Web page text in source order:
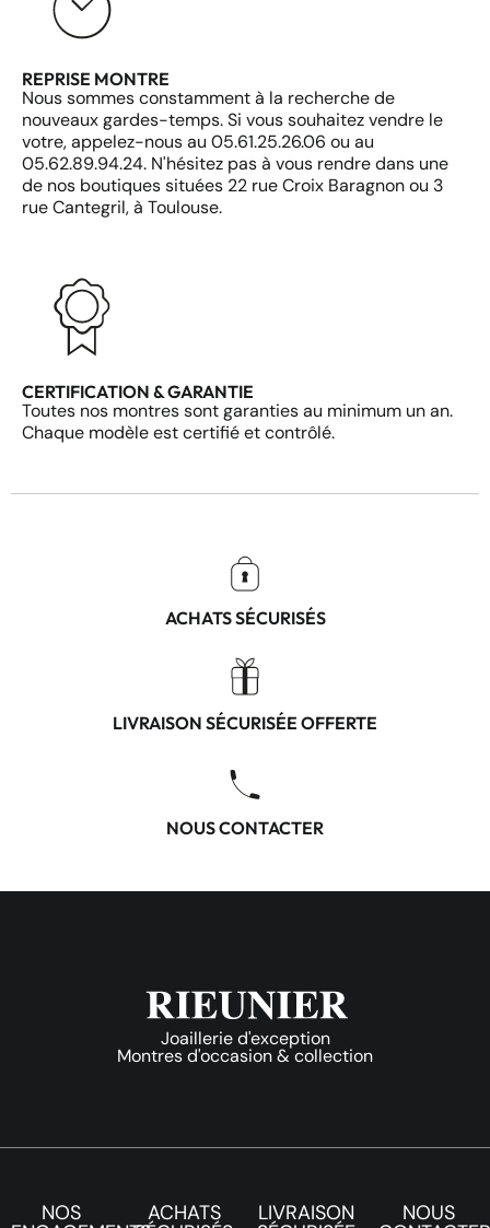
REPRISE MONTRE
Nous sommes constamment à la recherche de
nouveaux gardes-temps. Si vous souhaitez vendre le
votre, appelez-nous au 05.61.25.26.06 ou au
05.62.89.94.24. N'hésitez pas à vous rendre dans une
de nos boutiques situées 22 rue Croix Baragnon ou 3
rue Cantegril, à Toulouse.
CERTIFICATION & GARANTIE
Toutes nos montres sont garanties au minimum un an.
Chaque modèle est certifié et contrôlé.
ACHATS SÉCURISÉS
LIVRAISON SÉCURISÉE OFFERTE
NOUS CONTACTER
Joaillerie d'exception
Montres d'occasion & collection
NOS ACHATS LIVRAISON NOUS